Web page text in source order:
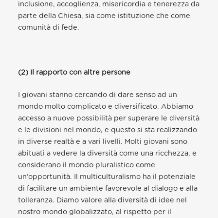
inclusione, accoglienza, misericordia e tenerezza da
parte della Chiesa, sia come istituzione che come
comunità di fede.
(2) Il rapporto con altre persone
I giovani stanno cercando di dare senso ad un
mondo molto complicato e diversificato. Abbiamo
accesso a nuove possibilità per superare le diversità
e le divisioni nel mondo, e questo si sta realizzando
in diverse realtà e a vari livelli. Molti giovani sono
abituati a vedere la diversità come una ricchezza, e
considerano il mondo pluralistico come
un’opportunità. Il multiculturalismo ha il potenziale
di facilitare un ambiente favorevole al dialogo e alla
tolleranza. Diamo valore alla diversità di idee nel
nostro mondo globalizzato, al rispetto per il